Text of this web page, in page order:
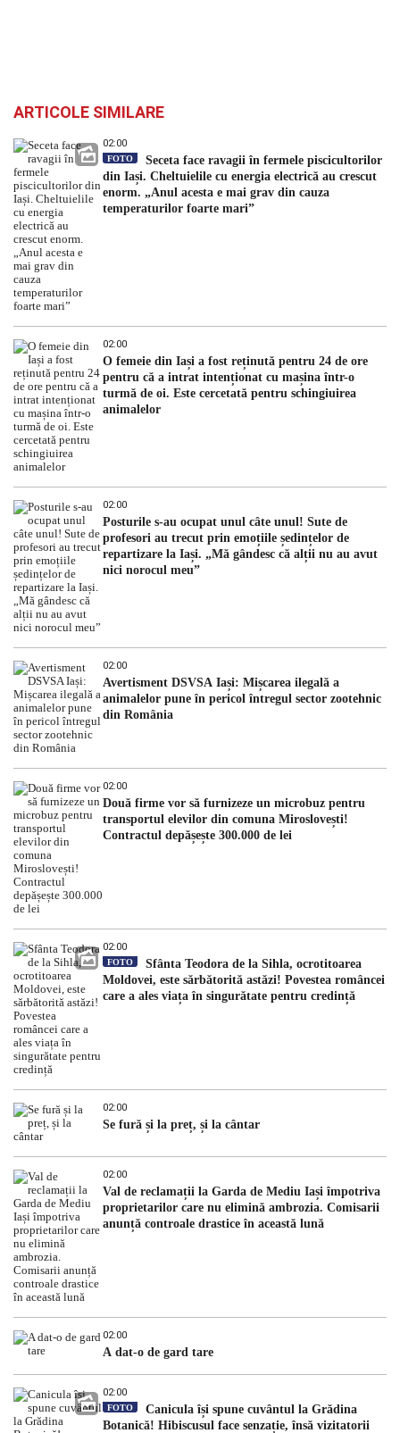
ARTICOLE SIMILARE
02:00
FOTO
Seceta face ravagii în fermele piscicultorilor
din Iași. Cheltuielile cu energia electrică au crescut
enorm. „Anul acesta e mai grav din cauza
temperaturilor foarte mari”
02:00
O femeie din Iași a fost reținută pentru 24 de ore
pentru că a intrat intenționat cu mașina într-o
turmă de oi. Este cercetată pentru schingiuirea
animalelor
02:00
Posturile s-au ocupat unul câte unul! Sute de
profesori au trecut prin emoțiile ședințelor de
repartizare la Iași. „Mă gândesc că alții nu au avut
nici norocul meu”
02:00
Avertisment DSVSA Iași: Mișcarea ilegală a
animalelor pune în pericol întregul sector zootehnic
din România
02:00
Două firme vor să furnizeze un microbuz pentru
transportul elevilor din comuna Miroslovești!
Contractul depășește 300.000 de lei
02:00
FOTO
Sfânta Teodora de la Sihla, ocrotitoarea
Moldovei, este sărbătorită astăzi! Povestea româncei
care a ales viața în singurătate pentru credință
02:00
Se fură și la preț, și la cântar
02:00
Val de reclamații la Garda de Mediu Iași împotriva
proprietarilor care nu elimină ambrozia. Comisarii
anunță controale drastice în această lună
02:00
A dat-o de gard tare
02:00
FOTO
Canicula își spune cuvântul la Grădina
Botanică! Hibiscusul face senzație, însă vizitatorii